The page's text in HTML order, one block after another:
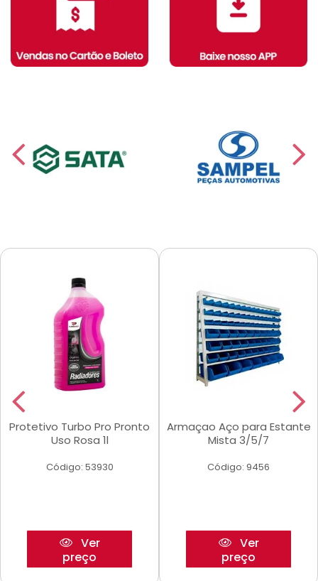
Protetivo Turbo Pro Pronto
Uso Rosa 1l
Código: 53930
Ver
preço
Armaçao Aço para Estante
Mista 3/5/7
Código: 9456
Ver
preço